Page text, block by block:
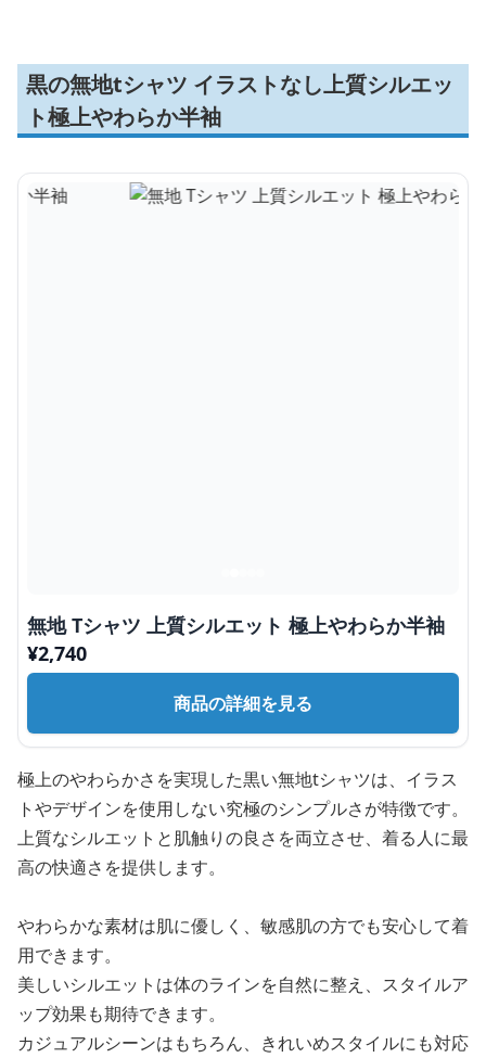
黒の無地tシャツ イラストなし上質シルエッ
ト極上やわらか半袖
無地 Tシャツ 上質シルエット 極上やわらか半袖
¥2,740
商品の詳細を見る
極上のやわらかさを実現した黒い無地tシャツは、イラス
トやデザインを使用しない究極のシンプルさが特徴です。
上質なシルエットと肌触りの良さを両立させ、着る人に最
高の快適さを提供します。
やわらかな素材は肌に優しく、敏感肌の方でも安心して着
用できます。
美しいシルエットは体のラインを自然に整え、スタイルア
ップ効果も期待できます。
カジュアルシーンはもちろん、きれいめスタイルにも対応